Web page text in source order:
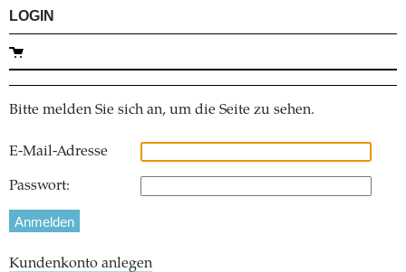
LOGIN
Bitte melden Sie sich an, um die Seite zu sehen.
E-Mail-Adresse
Passwort:
Kundenkonto anlegen